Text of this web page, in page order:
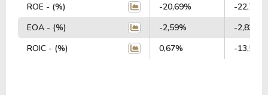
Atualmente, a Ford mantém sua posição como uma
das maiores montadoras do mundo, investindo
continuamente em inovação, veículos elétricos e
soluções de mobilidade inteligente a fim de atender
ROE - (%)
-20,69%
-22,74%
EOA - (%)
-2,59%
-2,83%
ROIC - (%)
0,67% -13,51%